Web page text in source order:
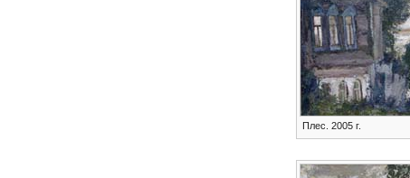
Плес. 2005 г.